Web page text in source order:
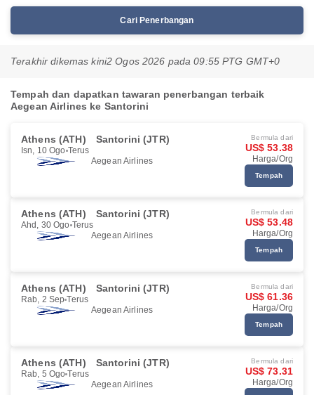
Cari Penerbangan
Terakhir dikemas kini2 Ogos 2026 pada 09:55 PTG GMT+0
Tempah dan dapatkan tawaran penerbangan terbaik
Aegean Airlines ke Santorini
Athens (ATH) Santorini (JTR)
Isn, 10 Ogo Terus
Aegean Airlines
Bermula dari
US$ 53.38
Harga/Org
Tempah
Athens (ATH) Santorini (JTR)
Ahd, 30 Ogo Terus
Aegean Airlines
Bermula dari
US$ 53.48
Harga/Org
Tempah
Athens (ATH) Santorini (JTR)
Rab, 2 Sep Terus
Aegean Airlines
Bermula dari
US$ 61.36
Harga/Org
Tempah
Athens (ATH) Santorini (JTR)
Rab, 5 Ogo Terus
Aegean Airlines
Bermula dari
US$ 73.31
Harga/Org